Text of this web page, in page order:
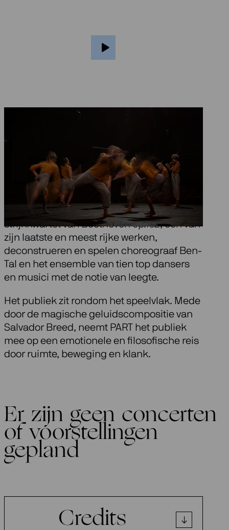
Beethovens
strijkkwartet opus
132
Met als vertrekpunt het monumentale
strijkkwartet van Beethoven op.132, één van
zijn laatste en meest rijke werken,
deconstrueren en spelen choreograaf Ben-
Tal en het ensemble van tien top dansers
en musici met de notie van leegte.
Het publiek zit rondom het speelvlak. Mede
door de magische geluidscompositie van
Salvador Breed, neemt PART het publiek
mee op een emotionele en filosofische reis
door ruimte, beweging en klank.
Er zijn geen concerten
of voorstellingen
gepland
Credits